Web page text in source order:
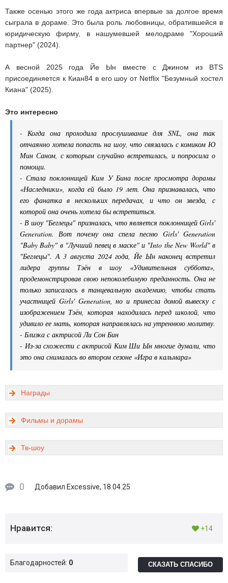
Также осенью этого же года актриса впервые за долгое время
сыграла в дораме. Это была роль любовницы, обратившейся в
юридическую фирму, в нашумевшей мелодраме "Хороший
партнер" (2024).
А весной 2025 года Йе Ын вместе с Джином из BTS
присоединяется к Киан84 в его шоу от Netflix "Безумный хостел
Киана" (2025).
Это интересно
- Когда она проходила прослушивание для SNL, она так
отчаянно хотела попасть на шоу, что связалась с комиком Ю
Мин Саном, с которым случайно встретилась, и попросила о
помощи.
- Стала поклонницей Ким У Бина после просмотра дорамы
«Наследники», когда ей было 19 лет. Она признавалась, что
его фанатка в нескольких передачах, и что он звезда, с
которой она очень хотела бы встретиться.
- В шоу "Беглецы" призналась, что является поклонницей Girls'
Generation. Вот почему она спела песню Girls' Generation
"Baby Baby" в "Лучший певец в маске" и "Into the New World" в
"Беглецы". А 3 августа 2024 года, Йе Ын наконец встретил
лидера группы Тэён в шоу «Удивительная суббота»,
продемонстрировав свою непоколебимую преданность. Она не
только записалась в танцевальную академию, чтобы стать
участницей Girls' Generation, но и принесла домой вывеску с
изображением Тэён, которая находилась перед школой, что
удивило ее мать, которая направлялась на утреннюю молитву.
- Близка с актрисой Ли Сон Бин
- Из-за схожести с актрисой Ким Ши Ын многие думали, что
это она снималась во втором сезоне «Игра в кальмара»
Награды
Фильмы и дорамы
Тв-шоу
0 Добавил Excessive, 18.04.25
Нравится: +14
Благодарностей: 0 СКАЗАТЬ СПАСИБО